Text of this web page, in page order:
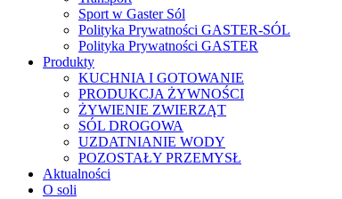
Sport w Gaster Sól
Polityka Prywatności GASTER-SÓL
Polityka Prywatności GASTER
Produkty
KUCHNIA I GOTOWANIE
PRODUKCJA ŻYWNOŚCI
ŻYWIENIE ZWIERZĄT
SÓL DROGOWA
UZDATNIANIE WODY
POZOSTAŁY PRZEMYSŁ
Aktualności
O soli